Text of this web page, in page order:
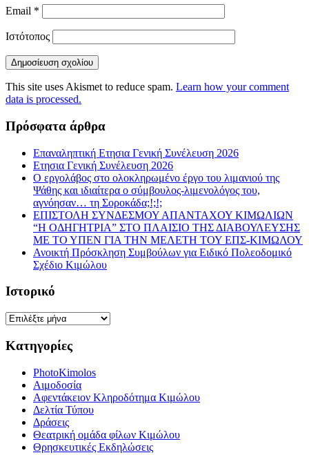
Email *
Ιστότοπος
This site uses Akismet to reduce spam. Learn how your comment
data is processed.
Πρόσφατα άρθρα
Επαναληπτική Ετησια Γενική Συνέλευση 2026
Ετησια Γενική Συνέλευση 2026
Ο εργολάβος στο ολοκληρωμένο έργο του λιμανιού της
Ψάθης και ιδιαίτερα ο σύμβουλος-λιμενολόγος του,
αγνόησαν… τη Σοροκάδα;!;!;
ΕΠΙΣΤΟΛΗ ΣΥΝΔΕΣΜΟΥ ΑΠΑΝΤΑΧΟΥ ΚΙΜΩΛΙΩΝ
“Η ΟΔΗΓΗΤΡΙΑ” ΣΤΟ ΠΛΑΙΣΙΟ ΤΗΣ ΔΙΑΒΟΥΛΕΥΣΗΣ
ΜΕ ΤΟ ΥΠΕΝ ΓΙΑ ΤΗΝ ΜΕΛΕΤΗ ΤΟΥ ΕΠΣ-ΚΙΜΩΛΟΥ
Ανοικτή Πρόσκληση Συμβούλων για Ειδικό Πολεοδομικό
Σχέδιο Κιμώλου
Ιστορικό
Ιστορικό
Κατηγορίες
PhotoKimolos
Αιμοδοσία
Αφεντάκειον Κληροδότημα Κιμώλου
Δελτία Τύπου
Δράσεις
Θεατρική ομάδα φίλων Κιμώλου
Θρησκευτικές Εκδηλώσεις